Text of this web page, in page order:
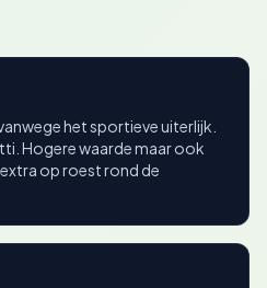
het sportieve uiterlijk.
Hogere waarde maar ook
op roest rond de